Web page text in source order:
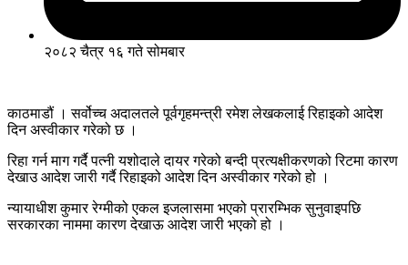
२०८२ चैत्र १६ गते सोमबार
काठमाडौं । सर्वोच्च अदालतले पूर्वगृहमन्त्री रमेश लेखकलाई रिहाइको आदेश
दिन अस्वीकार गरेको छ ।
रिहा गर्न माग गर्दै पत्नी यशोदाले दायर गरेको बन्दी प्रत्यक्षीकरणको रिटमा कारण
देखाउ आदेश जारी गर्दै रिहाइको आदेश दिन अस्वीकार गरेको हो ।
न्यायाधीश कुमार रेग्मीको एकल इजलासमा भएको प्रारम्भिक सुनुवाइपछि
सरकारका नाममा कारण देखाऊ आदेश जारी भएको हो ।